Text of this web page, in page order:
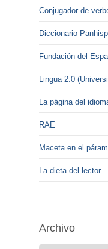
Conjugador de
Diccionario
Fundación del
Lingua 2.0
La página del
RAE
Maceta en el
La dieta del lector
Archivo